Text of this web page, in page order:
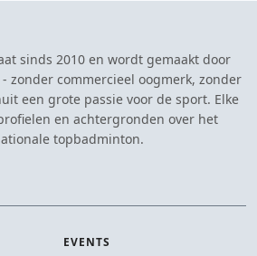
sinds 2010 en wordt gemaakt door
zonder commercieel oogmerk, zonder
een grote passie voor de sport. Elke
en achtergronden over het
topbadminton.
EVENTS